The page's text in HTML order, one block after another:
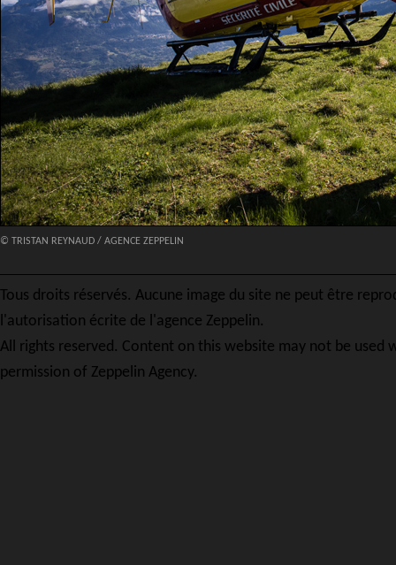
© TRISTAN REYNAUD / AGENCE ZEPPELIN
Tous droits réservés. Aucune image du site ne peut être
l'autorisation écrite de l'agence Zeppelin.
All rights reserved. Content on this website may not be used
permission of Zeppelin Agency.